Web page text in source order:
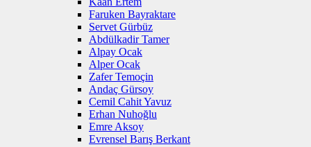
Faruken Bayraktare
Servet Gürbüz
Abdülkadir Tamer
Alpay Ocak
Alper Ocak
Zafer Temoçin
Andaç Gürsoy
Cemil Cahit Yavuz
Erhan Nuhoğlu
Emre Aksoy
Evrensel Barış Berkant